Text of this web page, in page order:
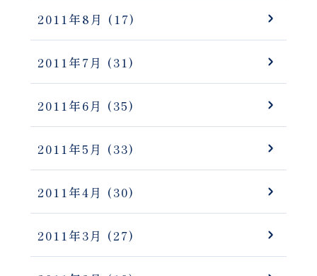
2011年8月 (17)
2011年7月 (31)
2011年6月 (35)
2011年5月 (33)
2011年4月 (30)
2011年3月 (27)